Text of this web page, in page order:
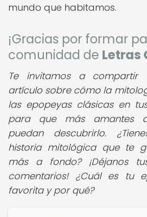
mundo que habitamos.
¡Gracias por formar
comunidad de Letras
Te invitamos a compartir
artículo sobre cómo la
las epopeyas clásicas en
para que más amantes
puedan descubrirlo.
historia mitológica que te
más a fondo? ¡Déjanos
comentarios! ¿Cuál es tu
favorita y por qué?